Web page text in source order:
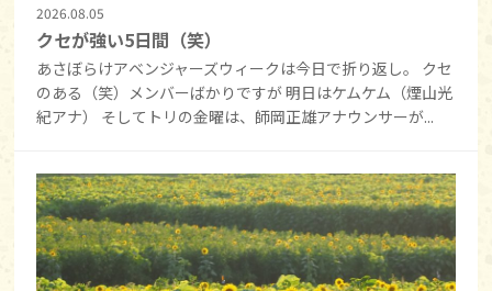
2026.08.05
クセが強い5日間（笑）
あさぼらけアベンジャーズウィークは今日で折り返し。 クセ
のある（笑）メンバーばかりですが 明日はケムケム（煙山光
紀アナ） そしてトリの金曜は、師岡正雄アナウンサーが...